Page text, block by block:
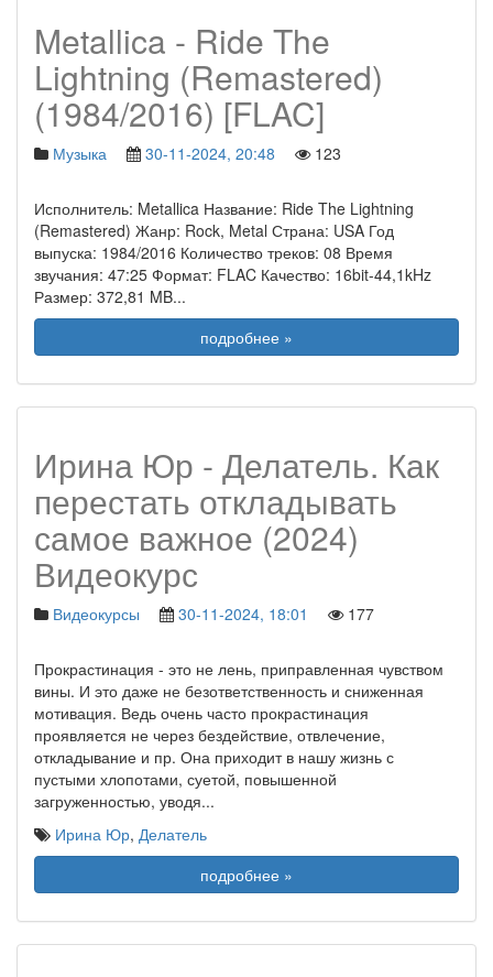
Metallica - Ride The
Lightning (Remastered)
(1984/2016) [FLAC]
Музыка 30-11-2024, 20:48 123
Исполнитель: Metallica Название: Ride The Lightning
(Remastered) Жанр: Rock, Metal Страна: USA Год
выпуска: 1984/2016 Количество треков: 08 Время
звучания: 47:25 Формат: FLAC Качество: 16bit-44,1kHz
Размер: 372,81 MB...
подробнее »
Ирина Юр - Делатель. Как
перестать откладывать
самое важное (2024)
Видеокурс
Видеокурсы 30-11-2024, 18:01 177
Прокрастинация - это не лень, приправленная чувством
вины. И это даже не безответственность и сниженная
мотивация. Ведь очень часто прокрастинация
проявляется не через бездействие, отвлечение,
откладывание и пр. Она приходит в нашу жизнь с
пустыми хлопотами, суетой, повышенной
загруженностью, уводя...
Ирина Юр, Делатель
подробнее »